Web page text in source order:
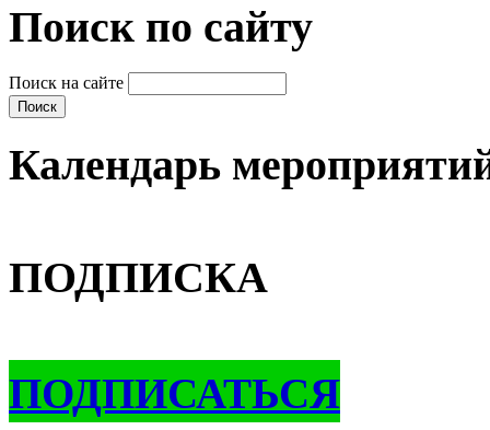
Поиск по сайту
Поиск на сайте
Календарь
ПОДПИСКА
ПОДПИСАТЬСЯ